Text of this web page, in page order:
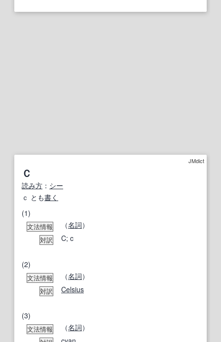
JMdict
Ｃ
読み方 ： シー
ｃ とも書く
(1)
文法情報 （名詞）
対訳 C; c
(2)
文法情報 （名詞）
対訳 Celsius
(3)
文法情報 （名詞）